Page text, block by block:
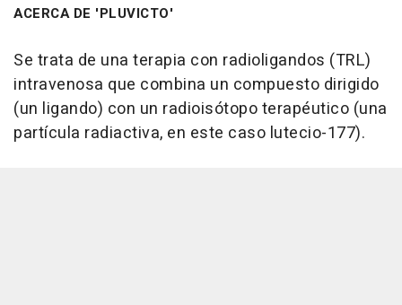
ACERCA DE 'PLUVICTO'
Se trata de una terapia con radioligandos (TRL)
intravenosa que combina un compuesto dirigido
(un ligando) con un radioisótopo terapéutico (una
partícula radiactiva, en este caso lutecio-177).